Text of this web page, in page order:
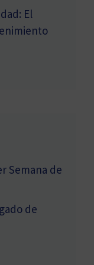
El
Semana de
de